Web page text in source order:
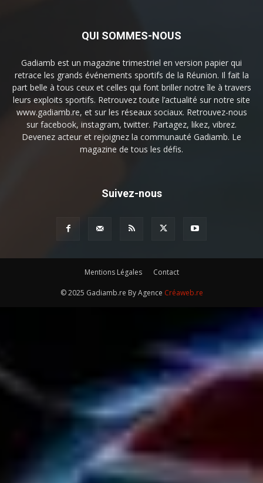
QUI SOMMES-NOUS
Gadiamb est un magazine trimestriel en version papier qui
retrace les grands événements sportifs de la Réunion. Il fait la
part belle à tous ceux et celles qui font briller notre île à travers
leurs exploits sportifs. Retrouvez toute l’actualité sur notre site
www.gadiamb.re, et sur les réseaux sociaux. Retrouvez-nous
sur facebook, instagram, twitter. Partagez, likez, vibrez.
Devenez acteur et rejoignez la communauté Gadiamb. Le
magazine de tous les défis.
Suivez-nous
Mentions Légales Contact
© 2025 Gadiamb.re By Agence Créaweb.re